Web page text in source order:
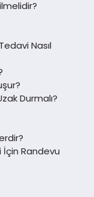
Nasıl
Durmalı?
İçin Randevu